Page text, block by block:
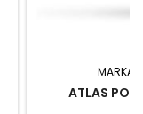
MARKA:
ATLAS